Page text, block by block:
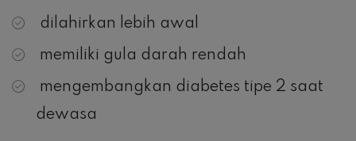
dilahirkan lebih awal
memiliki gula darah rendah
mengembangkan diabetes tipe 2 saat
dewasa